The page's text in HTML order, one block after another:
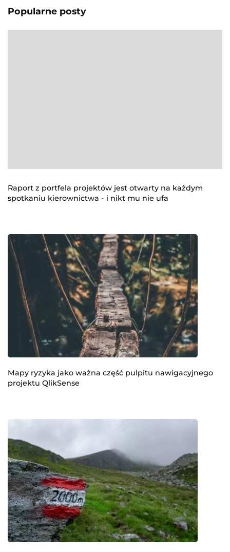
Popularne posty
Raport z portfela projektów jest otwarty na każdym
spotkaniu kierownictwa - i nikt mu nie ufa
Mapy ryzyka jako ważna część pulpitu nawigacyjnego
projektu QlikSense